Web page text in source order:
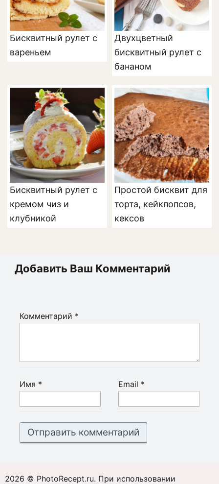
Бисквитный рулет с
вареньем
Двухцветный
бисквитный рулет с
бананом
Бисквитный рулет с
кремом чиз и
клубникой
Простой бисквит для
торта, кейкпопсов,
кексов
Добавить Ваш Комментарий
Комментарий *
Имя * Email *
2026 © PhotoRecept.ru. При использовании